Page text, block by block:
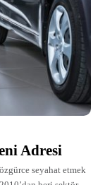
Adresi
seyahat etmek